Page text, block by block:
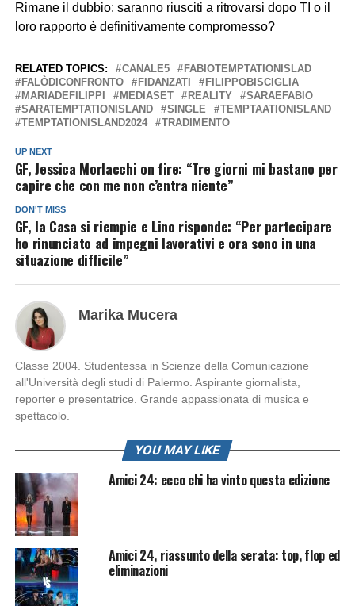
Rimane il dubbio: saranno riusciti a ritrovarsi dopo TI o il
loro rapporto è definitivamente compromesso?
RELATED TOPICS: CANALE5
FABIOTEMPTATIONISLAD
FALÒDICONFRONTO
FIDANZATI
FILIPPOBISCIGLIA
MARIADEFILIPPI
MEDIASET REALITY
SARAEFABIO
SARATEMPTATIONISLAND
SINGLE
TEMPTAATIONISLAND
TEMPTATIONISLAND2024
TRADIMENTO
UP NEXT
GF, Jessica Morlacchi on fire: “Tre giorni mi bastano per
capire che con me non c’entra niente”
DON'T MISS
GF, la Casa si riempie e Lino risponde: “Per partecipare
ho rinunciato ad impegni lavorativi e ora sono in una
situazione difficile”
Marika Mucera
Classe 2004. Studentessa in Scienze della Comunicazione
all'Università degli studi di Palermo. Aspirante giornalista,
reporter e presentatrice. Grande appassionata di musica e
spettacolo.
YOU MAY LIKE
Amici 24: ecco chi ha vinto questa edizione
Amici 24, riassunto della serata: top, flop ed
eliminazioni